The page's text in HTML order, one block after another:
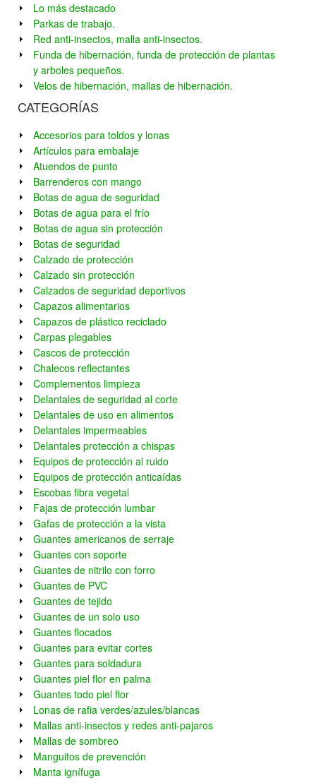
Lo más destacado
Parkas de trabajo.
Red anti-insectos, malla anti-insectos.
Funda de hibernación, funda de protección de plantas
y arboles pequeños.
Velos de hibernación, mallas de hibernación.
CATEGORÍAS
Accesorios para toldos y lonas
Artículos para embalaje
Atuendos de punto
Barrenderos con mango
Botas de agua de seguridad
Botas de agua para el frío
Botas de agua sin protección
Botas de seguridad
Calzado de protección
Calzado sin protección
Calzados de seguridad deportivos
Capazos alimentarios
Capazos de plástico reciclado
Carpas plegables
Cascos de protección
Chalecos reflectantes
Complementos limpieza
Delantales de seguridad al corte
Delantales de uso en alimentos
Delantales impermeables
Delantales protección a chispas
Equipos de protección al ruido
Equipos de protección anticaídas
Escobas fibra vegetal
Fajas de protección lumbar
Gafas de protección a la vista
Guantes americanos de serraje
Guantes con soporte
Guantes de nitrilo con forro
Guantes de PVC
Guantes de tejido
Guantes de un solo uso
Guantes flocados
Guantes para evitar cortes
Guantes para soldadura
Guantes piel flor en palma
Guantes todo piel flor
Lonas de rafia verdes/azules/blancas
Mallas anti-insectos y redes anti-pajaros
Mallas de sombreo
Manguitos de prevención
Manta ignífuga